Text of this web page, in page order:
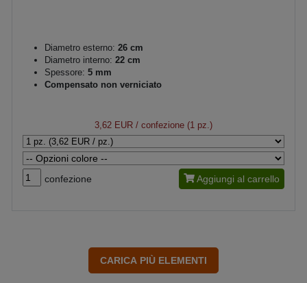
Diametro esterno: 26 cm
Diametro interno: 22 cm
Spessore: 5 mm
Compensato non verniciato
3,62 EUR / confezione (1 pz.)
confezione Aggiungi al carrello